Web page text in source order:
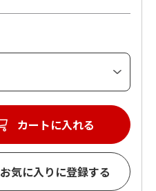
カートに入れる
お気に入りに登録する